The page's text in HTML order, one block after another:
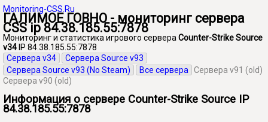
Monitoring-CSS.Ru
ГАЛИМОЕ ГОВНО - мониторинг сервера
CSS ip 84.38.185.55:7878
Мониторинг и статистика игрового сервера Counter-Strike Source
v34 IP 84.38.185.55:7878
Сервера v34
Сервера Source v93
Сервера Source v93 (No Steam)
Все сервера
Сервера v91 (old)
Сервера v90 (old)
Информация о сервере Counter-Strike Source IP
84.38.185.55:7878